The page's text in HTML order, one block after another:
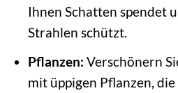
Ihnen Schatten spendet
Strahlen schützt.
Pflanzen: Verschönern
mit üppigen Pflanzen,